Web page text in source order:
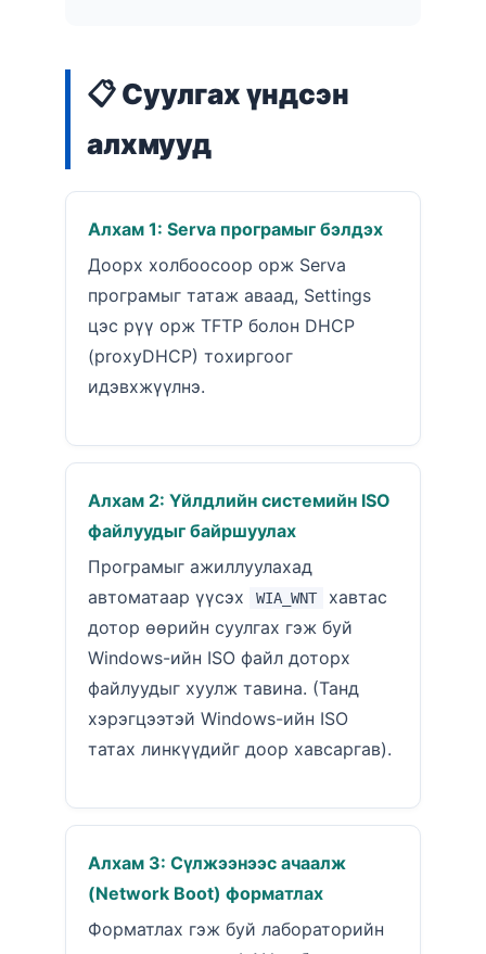
📋 Суулгах үндсэн
алхмууд
Алхам 1: Serva програмыг бэлдэх
Доорх холбоосоор орж Serva
програмыг татаж аваад, Settings
цэс рүү орж TFTP болон DHCP
(proxyDHCP) тохиргоог
идэвхжүүлнэ.
Алхам 2: Үйлдлийн системийн ISO
файлуудыг байршуулах
Програмыг ажиллуулахад
автоматаар үүсэх
WIA_WNT
хавтас
дотор өөрийн суулгах гэж буй
Windows-ийн ISO файл доторх
файлуудыг хуулж тавина. (Танд
хэрэгцээтэй Windows-ийн ISO
татах линкүүдийг доор хавсаргав).
Алхам 3: Сүлжээнээс ачаалж
(Network Boot) форматлах
Форматлах гэж буй лабораторийн